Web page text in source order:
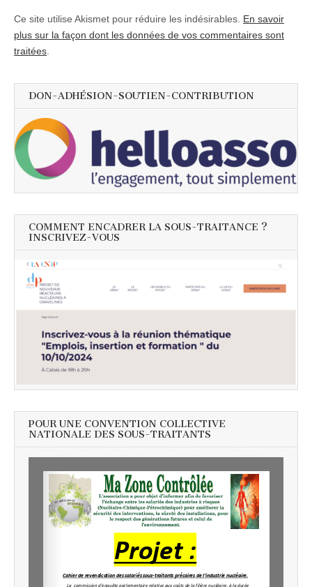
Ce site utilise Akismet pour réduire les indésirables. En savoir
plus sur la façon dont les données de vos commentaires sont
traitées
DON-ADHÉSION-SOUTIEN-CONTRIBUTION
COMMENT ENCADRER LA SOUS-TRAITANCE ?
INSCRIVEZ-VOUS
POUR UNE CONVENTION COLLECTIVE
NATIONALE DES SOUS-TRAITANTS